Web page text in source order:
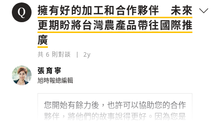
社，也留存了一些傳統文物，甚至現在又
有很多外國觀光客。在這樣的薰陶之下，
我算是整個開竅，看到非常多新鮮的人事
物，不管是他們保留自己文化的方式，或
如何迎接全球性的新資訊，我覺得日本給
我非常大的衝擊。
0
檢舉留言
當我要創立品牌時，其實我常常會回想當
0 2y
檢舉留言
擁有好的加工和合作夥伴 未來
更期盼將台灣農產品帶往國際推
廣
共 6 則對談 2y
張育寧
旭時報總編輯
您開始有餘力後，也許可以協助您的合作
夥伴，將他們的故事說得更好。因為您是